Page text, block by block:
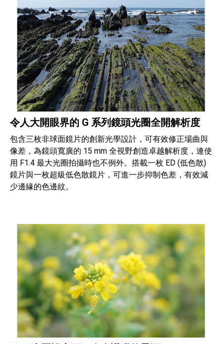
令人大開眼界的 G 系列鏡頭光圈全開解析度
包含三枚非球面鏡片的創新光學設計，可有效修正場曲與
像差，為鏡頭寬廣的 15 mm 全視野創造卓越解析度，連使
用 F1.4 最大光圈拍攝時也不例外。搭載一枚 ED (低色散)
鏡片與一枚超級低色散鏡片，可進一步抑制色差，有效減
少邊緣的色邊紋。